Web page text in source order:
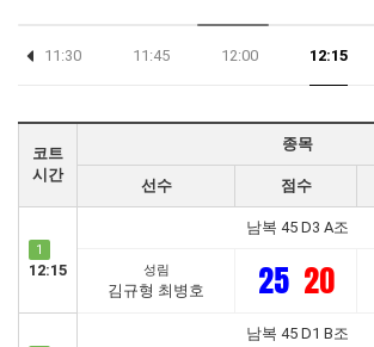
11:30 11:45 12:00 12:15
코트
시간
종목
선수 점수
1
12:15
남복 45 D3 A조
성림
김규형 최병호 25 20
남복 45 D1 B조